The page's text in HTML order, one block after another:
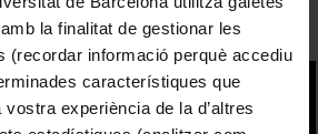
la finalitat de gestionar les
(recordar informació perquè accediu
característiques que
experiència de la d’altres